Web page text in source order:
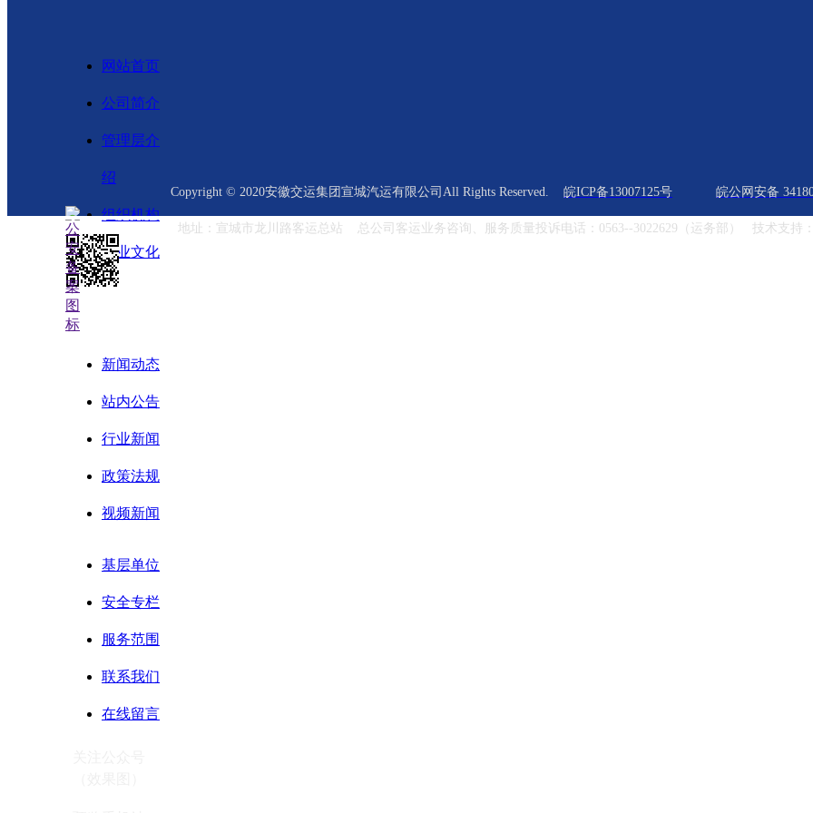
网站首页
公司简介
管理层介
绍
组织机构
企业文化
新闻动态
站内公告
行业新闻
政策法规
视频新闻
基层单位
安全专栏
服务范围
联系我们
在线留言
Copyright © 2020安徽交运集团宣城汽运有限公司All Rights Reserved. 皖ICP备13007125号 皖公网安备
地址：宣城市龙川路客运总站 总公司客运业务咨询、服务质量投诉电话：0563--3022629（运务部） 技术支持